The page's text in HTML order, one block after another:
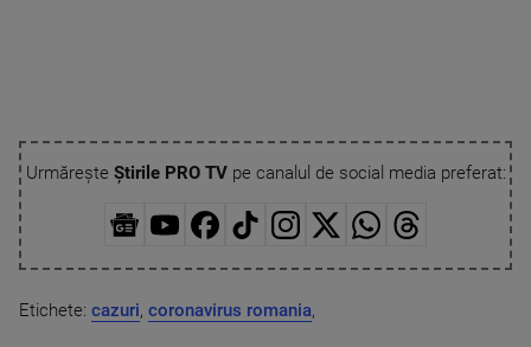
Urmărește Știrile PRO TVpe canalul de social media preferat:
Etichete: cazuri, coronavirus romania,